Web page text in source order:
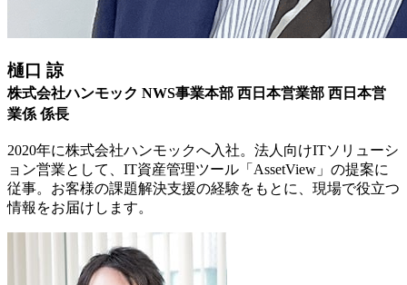
樋口 諒
株式会社ハンモック NWS事業本部 西日本営業部 西日本営
業係 係長
2020年に株式会社ハンモックへ入社。法人向けITソリューシ
ョン営業として、IT資産管理ツール「AssetView」の提案に
従事。お客様の課題解決支援の経験をもとに、現場で役立つ
情報をお届けします。